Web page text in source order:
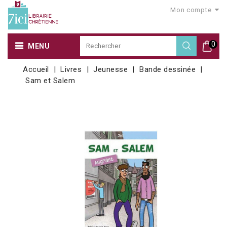
Mon compte
0
MENU
Accueil Livres Jeunesse
Bande dessinée
Sam et Salem